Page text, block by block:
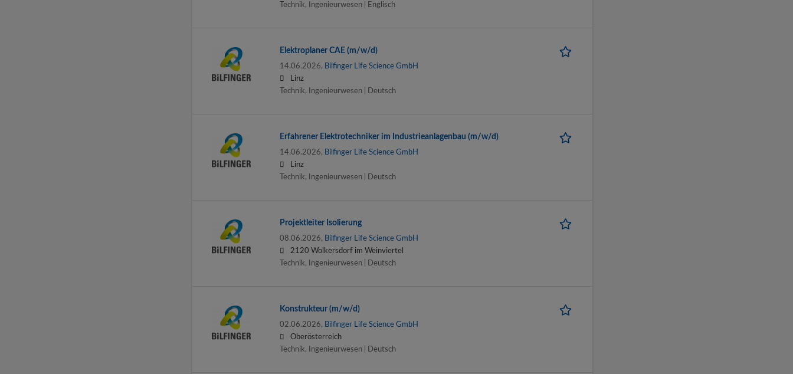
Technik, Ingenieurwesen | Englisch
Elektroplaner CAE (m/w/d)
14.06.2026, Bilfinger Life Science GmbH
Linz
Technik, Ingenieurwesen | Deutsch
Erfahrener Elektrotechniker im Industrieanlagenbau (m/w/d)
14.06.2026, Bilfinger Life Science GmbH
Linz
Technik, Ingenieurwesen | Deutsch
Projektleiter Isolierung
08.06.2026, Bilfinger Life Science GmbH
2120 Wolkersdorf im Weinviertel
Technik, Ingenieurwesen | Deutsch
Konstrukteur (m/w/d)
02.06.2026, Bilfinger Life Science GmbH
Oberösterreich
Technik, Ingenieurwesen | Deutsch